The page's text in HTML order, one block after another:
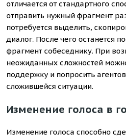
отличается от стандартного
отправить нужный фрагмент
потребуется выделить,
диалог. После чего останется
фрагмент собеседнику. При
неожиданных сложностей
поддержку и попросить
сложившейся ситуации.
Изменение голоса в
Изменение голоса способно